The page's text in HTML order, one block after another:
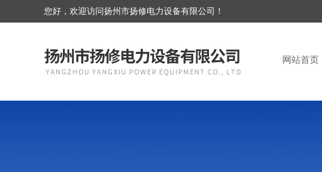
您好，欢迎访问扬州市扬修电力设备有限公司！
网站首页